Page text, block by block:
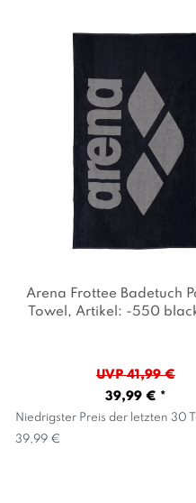
Arena Frottee Badetuch
Towel , Artikel: -550
UVP 41,99 €
39,99 € *
Niedrigster Preis der letzten 30
39,99 €